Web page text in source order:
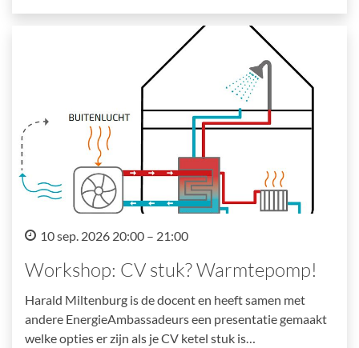
10 sep. 2026 20:00 – 21:00
Workshop: CV stuk? Warmtepomp!
Harald Miltenburg is de docent en heeft samen met
andere EnergieAmbassadeurs een presentatie gemaakt
welke opties er zijn als je CV ketel stuk is…